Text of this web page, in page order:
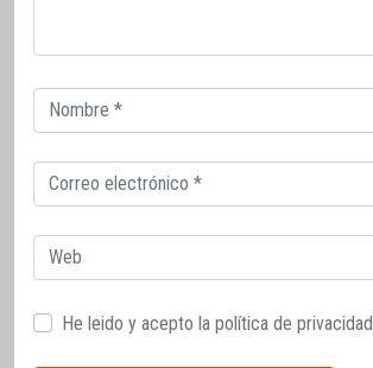
Correo
electrónico
Correo
electrónico
Web
He leido y acepto la política de privacidad